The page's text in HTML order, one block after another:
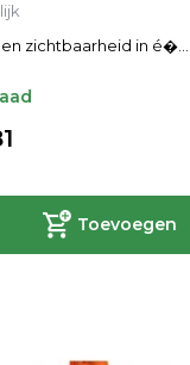
zichtbaarheid in é�...
Toevoegen